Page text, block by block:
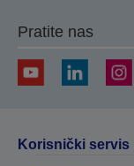
Pratite nas
Korisnički servis